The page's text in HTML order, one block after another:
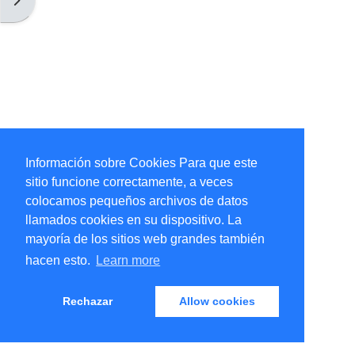
Información sobre Cookies Para que este
sitio funcione correctamente, a veces
colocamos pequeños archivos de datos
llamados cookies en su dispositivo. La
mayoría de los sitios web grandes también
hacen esto.
Learn more
Rechazar Allow cookies